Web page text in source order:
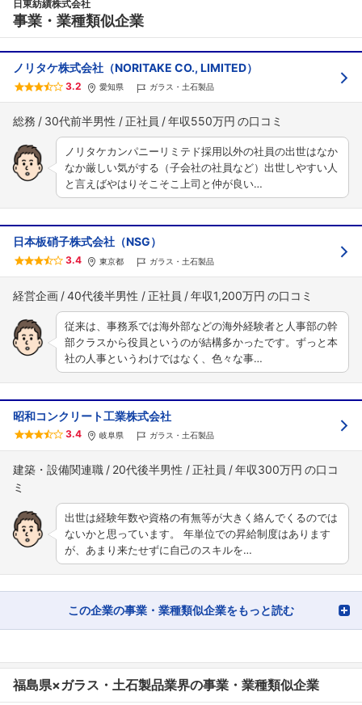
日東紡績株式会社
事業・業種類似企業
ノリタケ株式会社（NORITAKE CO., LIMITED）
3.2 愛知県 ガラス・土石製品
総務 30代前半男性 正社員 年収550万円
ノリタケカンパニーリミテド採用以外の社員の出世はなか
なか厳しい気がする（子会社の社員など）出世しやすい人
と言えばやはりそこそこ上司と仲が良い…
日本板硝子株式会社（NSG）
3.4 東京都 ガラス・土石製品
経営企画 40代後半男性 正社員 年収1,200万円
従来は、事務系では海外部などの海外経験者と人事部の幹
部クラスから役員というのが結構多かったです。ずっと本
社の人事というわけではなく、色々な事…
昭和コンクリート工業株式会社
3.4 岐阜県 ガラス・土石製品
建築・設備関連職 20代後半男性 正社員 年収300万円
出世は経験年数や資格の有無等が大きく絡んでくるのでは
ないかと思っています。 年単位での昇給制度はあります
が、あまり来たせずに自己のスキルを…
この企業の事業・業種類似企業をもっと読む
福島県×ガラス・土石製品業界の事業・業種類似企業